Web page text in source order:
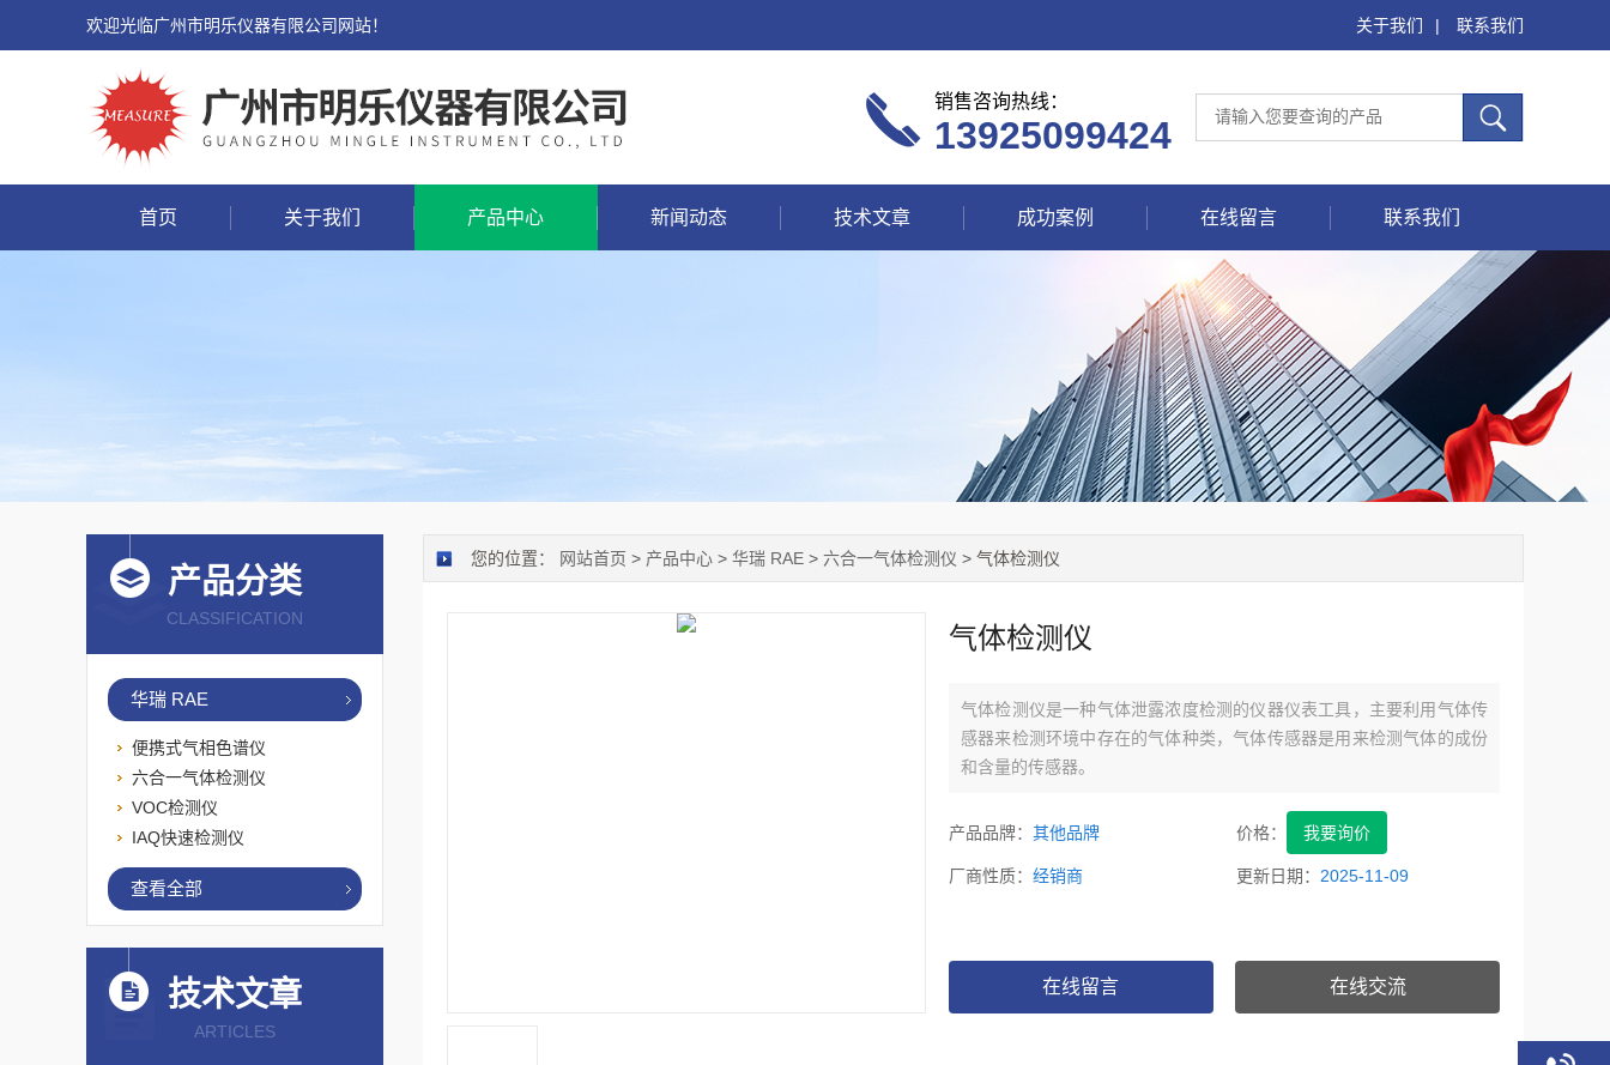
欢迎光临广州市明乐仪器有限公司网站！ 关于我们 | 联系我们
销售咨询热线：
13925099424
首页 关于我们 产品中心 新闻动态 技术文章 成功案例 在线留言 联系我们
您的位置： 网站首页 > 产品中心 > 华瑞 RAE > 六合一气体检测仪 > 气体检测仪
气体检测仪
气体检测仪是一种气体泄露浓度检测的仪器仪表工具，主要利用气体传
感器来检测环境中存在的气体种类，气体传感器是用来检测气体的成份
和含量的传感器。
产品品牌： 其他品牌 价格： 我要询价
厂商性质： 经销商 更新日期： 2025-11-09
在线留言 在线交流
产品分类
CLASSIFICATION
华瑞 RAE
便携式气相色谱仪
六合一气体检测仪
VOC检测仪
IAQ快速检测仪
查看全部
技术文章
ARTICLES